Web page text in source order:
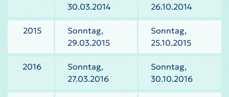
30.03.2014
26.10.2014
2015
Sonntag,
29.03.2015
Sonntag,
25.10.2015
2016
Sonntag,
27.03.2016
Sonntag,
30.10.2016